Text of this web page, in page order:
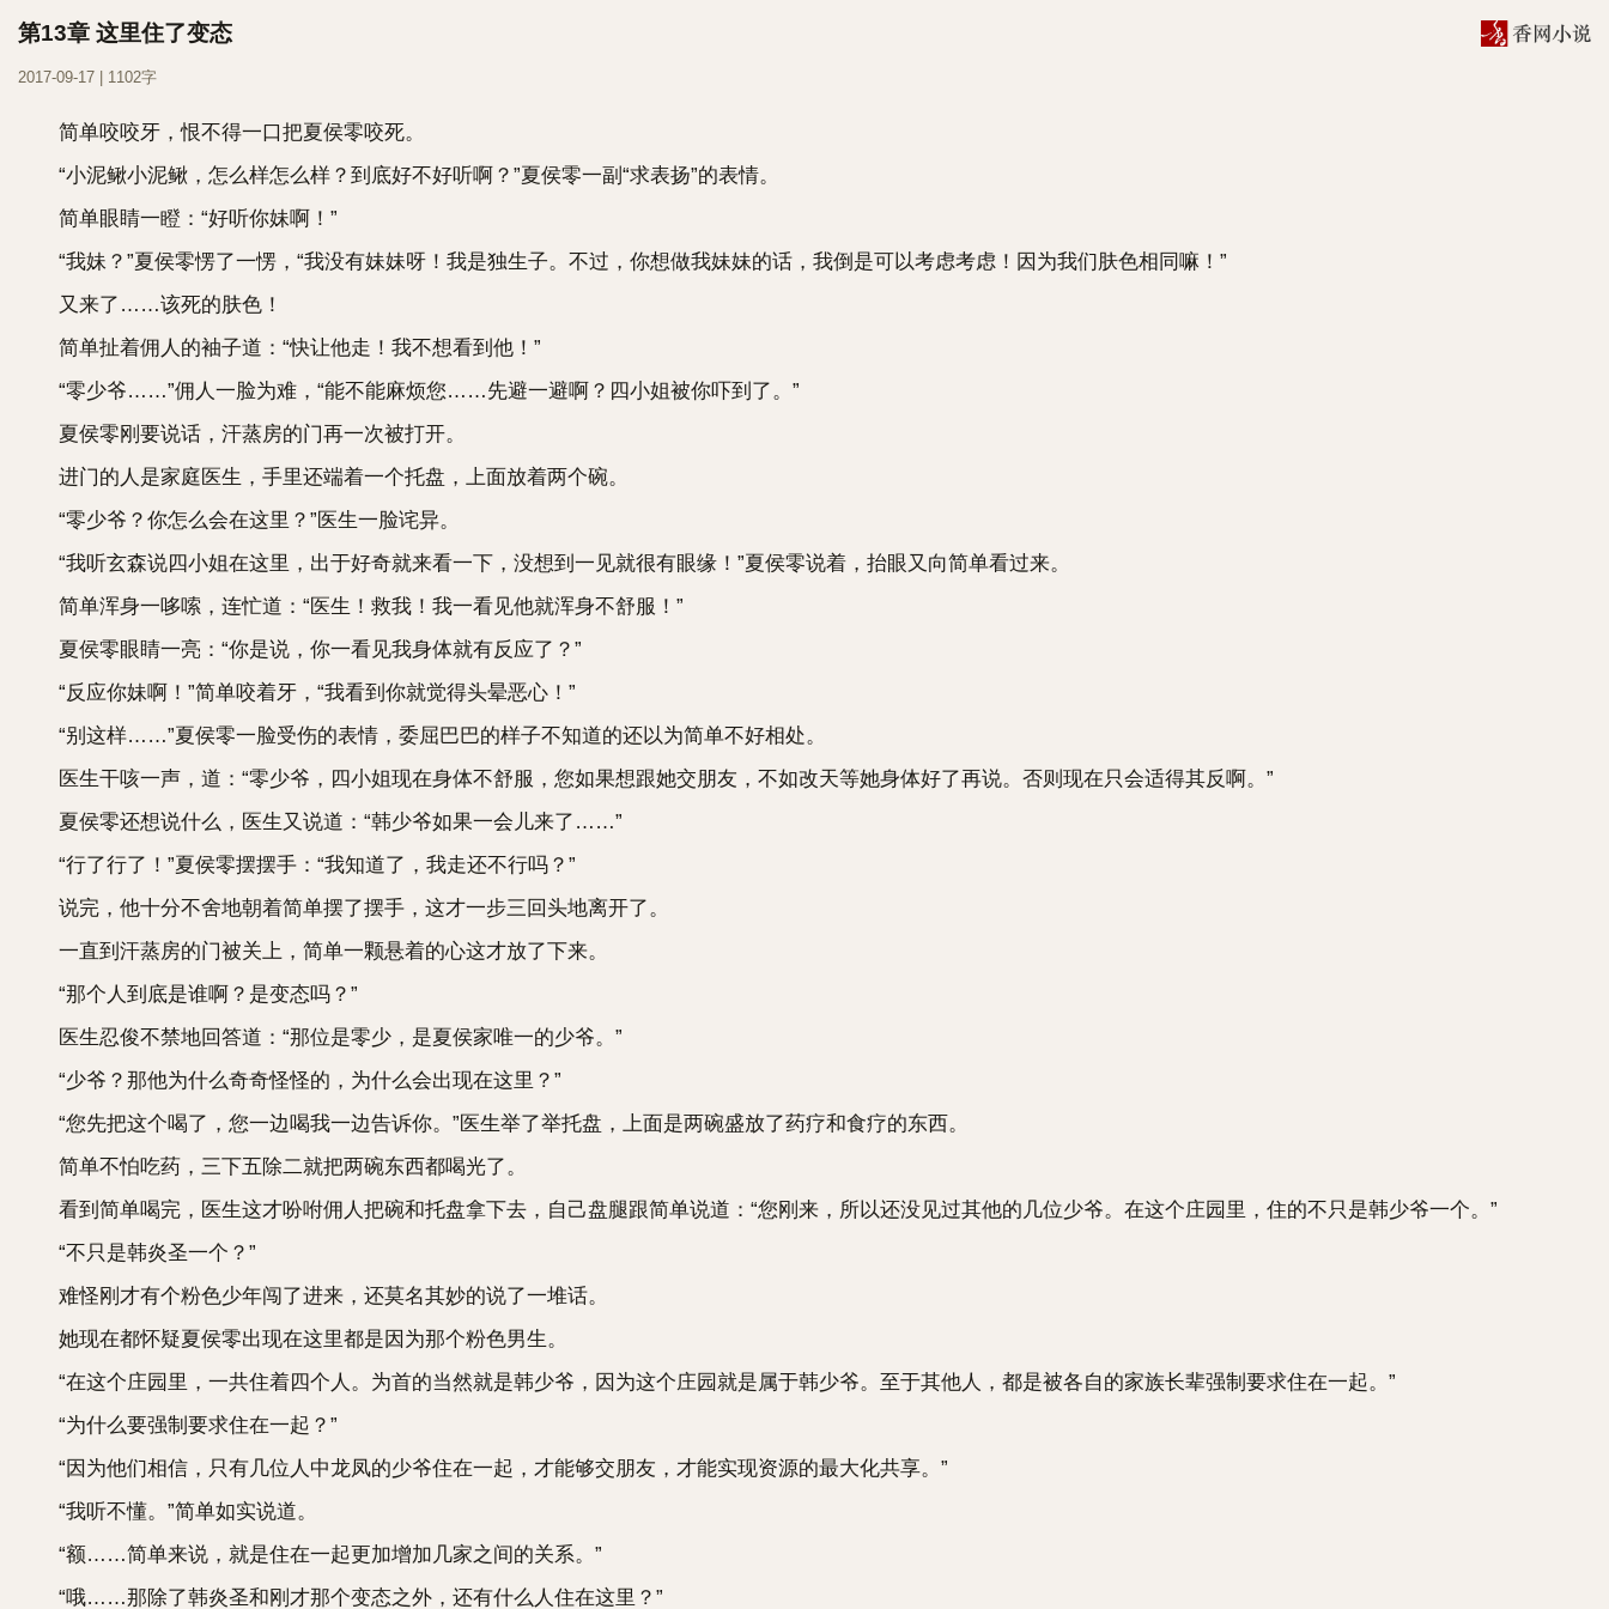
第13章 这里住了变态
2017-09-17 | 1102字
简单咬咬牙，恨不得一口把夏侯零咬死。
“小泥鳅小泥鳅，怎么样怎么样？到底好不好听啊？”夏侯零一副“求表扬”的表情。
简单眼睛一瞪：“好听你妹啊！”
“我妹？”夏侯零愣了一愣，“我没有妹妹呀！我是独生子。不过，你想做我妹妹的话，我倒是可以考虑考虑！因为我们肤色相同嘛！”
又来了……该死的肤色！
简单扯着佣人的袖子道：“快让他走！我不想看到他！”
“零少爷……”佣人一脸为难，“能不能麻烦您……先避一避啊？四小姐被你吓到了。”
夏侯零刚要说话，汗蒸房的门再一次被打开。
进门的人是家庭医生，手里还端着一个托盘，上面放着两个碗。
“零少爷？你怎么会在这里？”医生一脸诧异。
“我听玄森说四小姐在这里，出于好奇就来看一下，没想到一见就很有眼缘！”夏侯零说着，抬眼又向简单看过来。
简单浑身一哆嗦，连忙道：“医生！救我！我一看见他就浑身不舒服！”
夏侯零眼睛一亮：“你是说，你一看见我身体就有反应了？”
“反应你妹啊！”简单咬着牙，“我看到你就觉得头晕恶心！”
“别这样……”夏侯零一脸受伤的表情，委屈巴巴的样子不知道的还以为简单不好相处。
医生干咳一声，道：“零少爷，四小姐现在身体不舒服，您如果想跟她交朋友，不如改天等她身体好了再说。否则现在只会适得其反啊。”
夏侯零还想说什么，医生又说道：“韩少爷如果一会儿来了……”
“行了行了！”夏侯零摆摆手：“我知道了，我走还不行吗？”
说完，他十分不舍地朝着简单摆了摆手，这才一步三回头地离开了。
一直到汗蒸房的门被关上，简单一颗悬着的心这才放了下来。
“那个人到底是谁啊？是变态吗？”
医生忍俊不禁地回答道：“那位是零少，是夏侯家唯一的少爷。”
“少爷？那他为什么奇奇怪怪的，为什么会出现在这里？”
“您先把这个喝了，您一边喝我一边告诉你。”医生举了举托盘，上面是两碗盛放了药疗和食疗的东西。
简单不怕吃药，三下五除二就把两碗东西都喝光了。
看到简单喝完，医生这才吩咐佣人把碗和托盘拿下去，自己盘腿跟简单说道：“您刚来，所以还没见过其他的几位少爷。在这个庄园里，住的不只是韩少爷一个。”
“不只是韩炎圣一个？”
难怪刚才有个粉色少年闯了进来，还莫名其妙的说了一堆话。
她现在都怀疑夏侯零出现在这里都是因为那个粉色男生。
“在这个庄园里，一共住着四个人。为首的当然就是韩少爷，因为这个庄园就是属于韩少爷。至于其他人，都是被各自的家族长辈强制要求住在一起。”
“为什么要强制要求住在一起？”
“因为他们相信，只有几位人中龙凤的少爷住在一起，才能够交朋友，才能实现资源的最大化共享。”
“我听不懂。”简单如实说道。
“额……简单来说，就是住在一起更加增加几家之间的关系。”
“哦……那除了韩炎圣和刚才那个变态之外，还有什么人住在这里？”